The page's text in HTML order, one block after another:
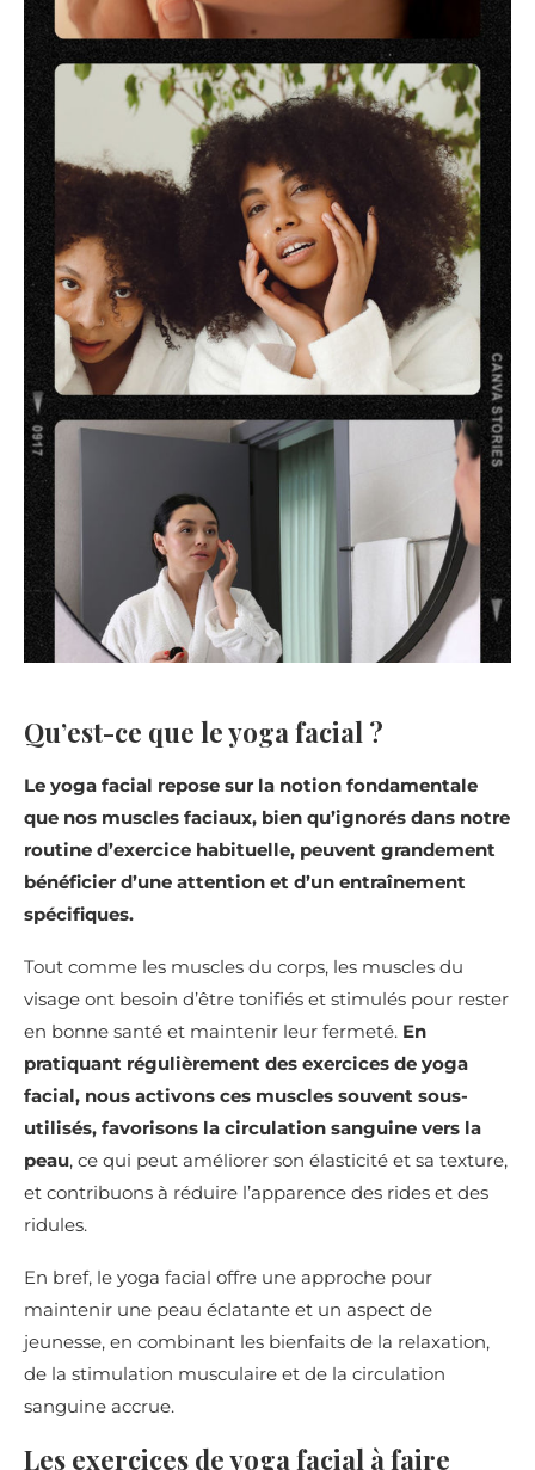
Qu’est-ce que le yoga facial ?
Le yoga facial repose sur la notion fondamentale
que nos muscles faciaux, bien qu’ignorés dans notre
routine d’exercice habituelle, peuvent grandement
bénéficier d’une attention et d’un entraînement
spécifiques.
Tout comme les muscles du corps, les muscles du
visage ont besoin d’être tonifiés et stimulés pour rester
en bonne santé et maintenir leur fermeté. En
pratiquant régulièrement des exercices de yoga
facial, nous activons ces muscles souvent sous-
utilisés, favorisons la circulation sanguine vers la
peau, ce qui peut améliorer son élasticité et sa texture,
et contribuons à réduire l’apparence des rides et des
ridules.
En bref, le yoga facial offre une approche pour
maintenir une peau éclatante et un aspect de
jeunesse, en combinant les bienfaits de la relaxation,
de la stimulation musculaire et de la circulation
sanguine accrue.
Les exercices de yoga facial à faire